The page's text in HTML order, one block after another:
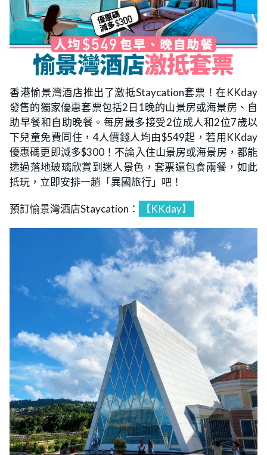
香港愉景灣酒店推出了激抵Staycation套票！在KKday
發售的獨家優惠套票包括2日1晚的山景房或海景房、自
助早餐和自助晚餐。每房最多接受2位成人和2位7歲以
下兒童免費同住，4人價錢人均由$549起，若用KKday
優惠碼更即減多$300！不論入住山景房或海景房，都能
透過落地玻璃欣賞到迷人景色，套票還包食兩餐，如此
抵玩，立即安排一趟「異國旅行」吧！
預訂愉景灣酒店Staycation： 【KKday】